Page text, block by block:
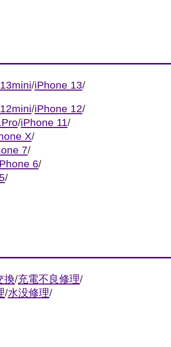
/iPhone 13/
/iPhone 12/
/iPhone 11/
X/
7/
6/
/
換/充電不良修理/
/水没修理/